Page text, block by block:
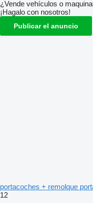
¿Vende vehículos o
¡Hagalo con nosotros!
Publicar el anuncio
portacoches + remolque
12